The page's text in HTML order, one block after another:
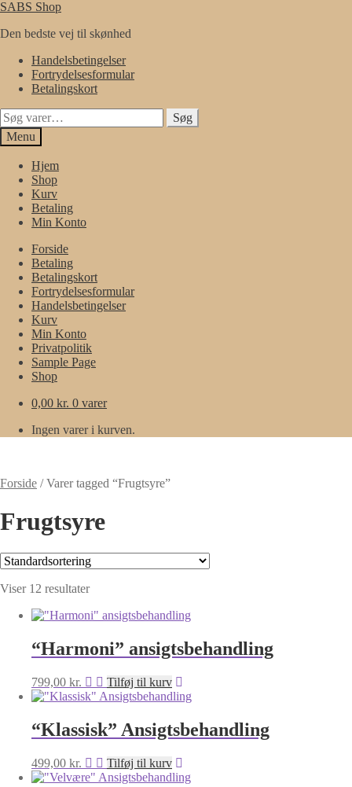
Spring
navigation
Spring
indhold
SABS Shop
Den bedste vej til skønhed
Handelsbetingelser
Fortrydelsesformular
Betalingskort
Søg
efter:
Søg
Menu
Hjem
Shop
Kurv
Betaling
Min Konto
Forside
Betaling
Betalingskort
Fortrydelsesformular
Handelsbetingelser
Kurv
Min Konto
Privatpolitik
Sample Page
Shop
0,00 kr. 0 varer
Ingen varer i kurven.
Forside /Varer tagged “Frugtsyre”
Frugtsyre
Viser 12 resultater
“Harmoni” ansigtsbehandling
799,00 kr. Tilføj til kurv
“Klassisk” Ansigtsbehandling
499,00 kr. Tilføj til kurv